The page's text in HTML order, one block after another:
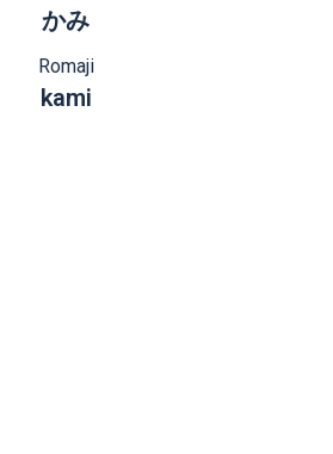
かみ
Romaji
kami